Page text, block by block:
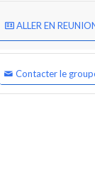
ALLER EN
Contacter le